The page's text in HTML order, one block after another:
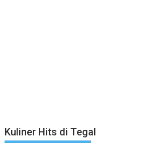
Kuliner Hits di Tegal